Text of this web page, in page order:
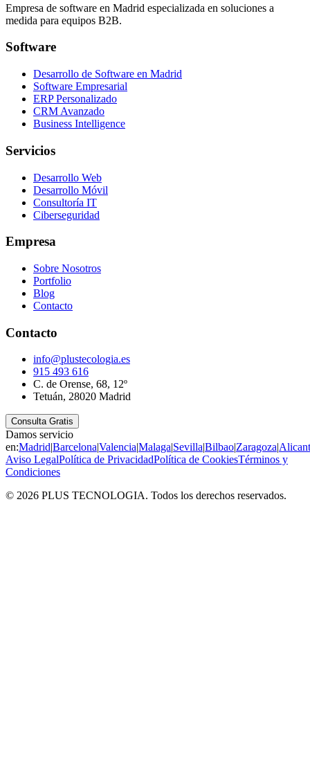
Empresa de software en Madrid especializada en soluciones a
medida para equipos B2B.
Software
Desarrollo de Software en Madrid
Software Empresarial
ERP Personalizado
CRM Avanzado
Business Intelligence
Servicios
Desarrollo Web
Desarrollo Móvil
Consultoría IT
Ciberseguridad
Empresa
Sobre Nosotros
Portfolio
Blog
Contacto
Contacto
info@plustecologia.es
915 493 616
C. de Orense, 68, 12º
Tetuán, 28020 Madrid
Consulta Gratis
Damos servicio
en:Madrid|Barcelona|Valencia|Malaga|Sevilla|Bilbao|Zaragoza|
Aviso LegalPolítica de PrivacidadPolítica de CookiesTérminos y
Condiciones
© 2026 PLUS TECNOLOGIA. Todos los derechos reservados.